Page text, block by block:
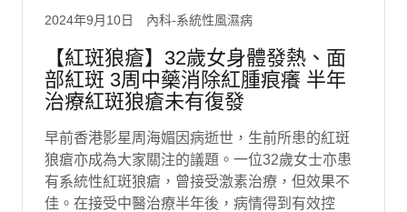
2024年9月10日 內科-系統性風濕病
【紅斑狼瘡】32歲女身體發熱、面
部紅斑 3周中藥消除紅腫痕癢 半年
治療紅斑狼瘡未有復發
早前香港影星周海媚因病逝世，生前所患的紅斑
狼瘡亦成為大家關注的議題。一位32歲女士亦患
有系統性紅斑狼瘡，曾接受激素治療，但效果不
佳。在接受中醫治療半年後，病情得到有效控